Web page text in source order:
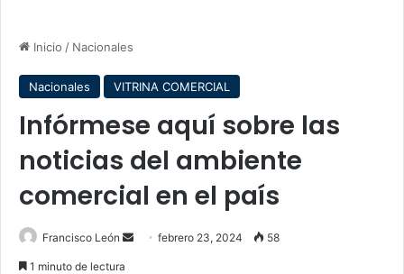
Inicio / Nacionales
Nacionales VITRINA COMERCIAL
Infórmese aquí sobre las
noticias del ambiente
comercial en el país
Francisco León
Sendfebrero 23, 2024 58
1 minuto de lectura